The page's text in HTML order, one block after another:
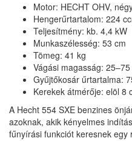
Motor: HECHT OHV,
Hengerűrtartalom: 224
Teljesítmény: kb. 4,4 kW
Munkaszélesség: 53 cm
Tömeg: 41 kg
Vágási magasság:
Gyűjtőkosár űrtartalma:
Kerekek átmérője: elöl 8
A Hecht 554 SXE benzines
azoknak, akik kényelmes
fűnyírási funkciót keresnek